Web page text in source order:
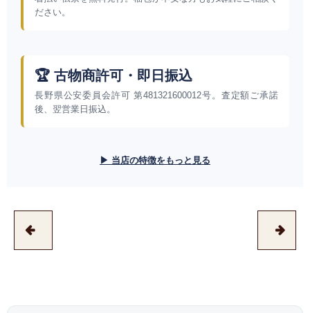
ださい。
🏆 古物商許可・即日振込
長野県公安委員会許可 第481321600012号。査定額ご承諾
後、翌営業日振込。
▶ 当店の特徴をもっと見る